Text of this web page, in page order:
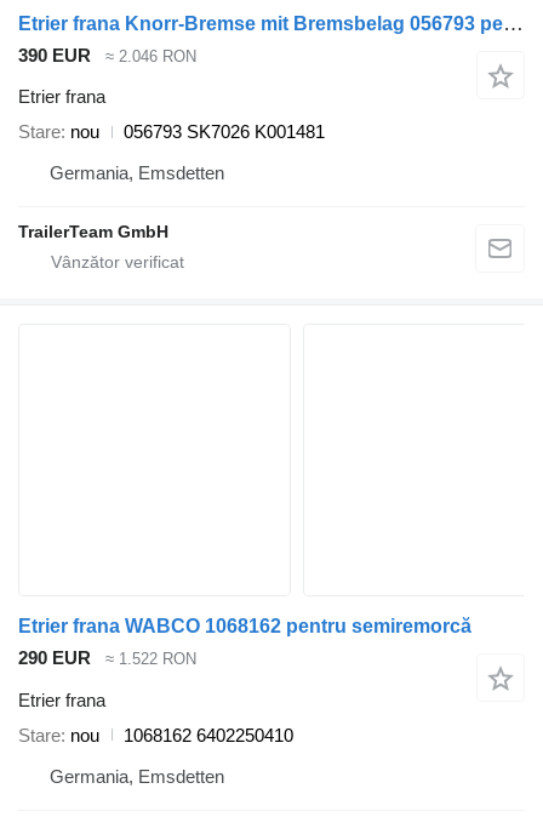
Etrier frana Knorr-Bremse mit Bremsbelag 056793 pentru semiremorcă
390 EUR ≈ 2.046 RON
Etrier frana
Stare nou
056793 SK7026 K001481
Germania, Emsdetten
TrailerTeam GmbH
Etrier frana WABCO 1068162 pentru semiremorcă
290 EUR
≈ 1.522 RON
Etrier frana
Stare nou
1068162 6402250410
Germania, Emsdetten